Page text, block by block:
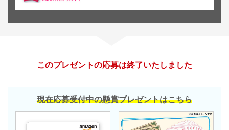
このプレゼントの応募は終了いたしました
現在応募受付中の懸賞プレゼントはこちら